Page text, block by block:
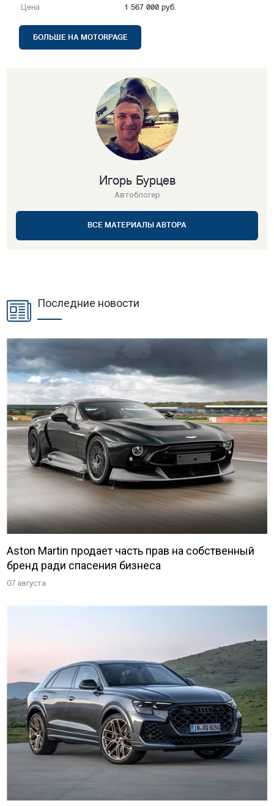
Цена 1 567 000 руб.
БОЛЬШЕ НА MOTORPAGE
Игорь Бурцев
Автоблогер
ВСЕ МАТЕРИАЛЫ АВТОРА
Последние новости
Aston Martin продает часть прав на собственный
бренд ради спасения бизнеса
07 августа